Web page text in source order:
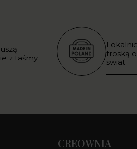
z taśmy
troską
świat
CREOWNIA